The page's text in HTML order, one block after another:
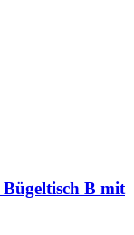
B mit